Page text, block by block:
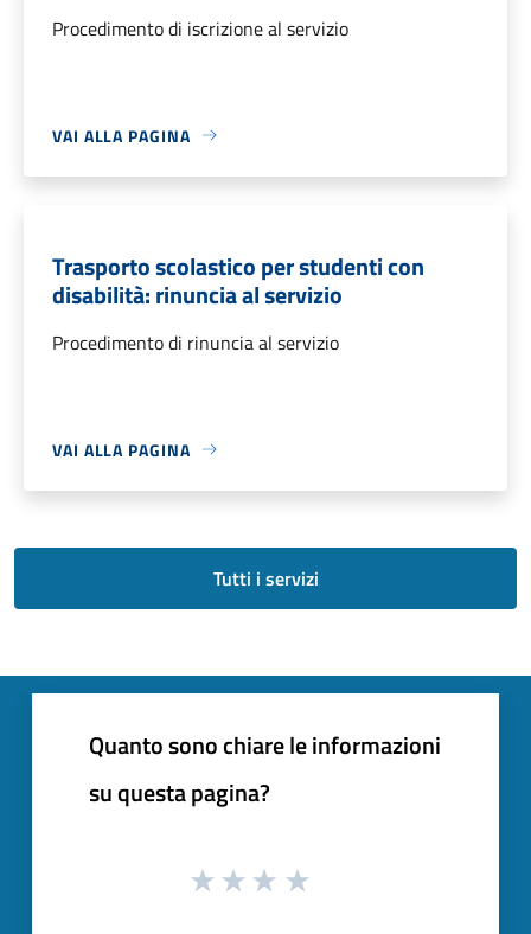
Procedimento di iscrizione al servizio
VAI ALLA PAGINA
Trasporto scolastico per studenti con
disabilità: rinuncia al servizio
Procedimento di rinuncia al servizio
VAI ALLA PAGINA
Tutti i servizi
Quanto sono chiare le informazioni
su questa pagina?